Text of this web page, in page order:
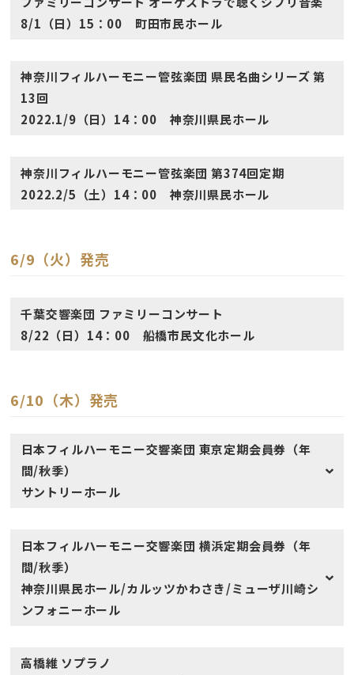
8/1（日）15：00 町田市民ホール
神奈川フィルハーモニー管弦楽団 県民名曲シリーズ 第
13回
2022.1/9（日）14：00 神奈川県民ホール
神奈川フィルハーモニー管弦楽団 第374回定期
2022.2/5（土）14：00 神奈川県民ホール
6/9（火）発売
千葉交響楽団 ファミリーコンサート
8/22（日）14：00 船橋市民文化ホール
6/10（木）発売
日本フィルハーモニー交響楽団 東京定期会員券（年
間/秋季）
サントリーホール
日本フィルハーモニー交響楽団 横浜定期会員券（年
間/秋季）
神奈川県民ホール/カルッツかわさき/ミューザ川崎シ
ンフォニーホール
高橋維 ソプラノ